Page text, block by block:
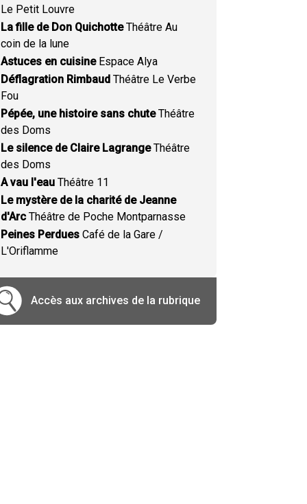
Le Petit Louvre
La fille de Don QuichotteThéâtre Au
coin de la lune
Astuces en cuisineEspace Alya
Déflagration Rimbaud Théâtre Le Verbe
Fou
Pépée, une histoire sans chuteThéâtre
des Doms
Le silence de Claire LagrangeThéâtre
des Doms
A vau l'eau Théâtre 11
Le mystère de la charité de Jeanne
d'Arc Théâtre de Poche Montparnasse
Peines Perdues Café de la Gare /
L'Oriflamme
Accès aux archives de la rubrique